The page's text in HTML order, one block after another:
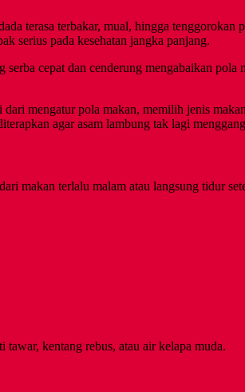
terasa terbakar, mual, hingga
serius pada kesehatan jangka panjang.
cepat dan cenderung mengabaikan
mengatur pola makan, memilih jenis
agar asam lambung tak lagi
makan terlalu malam atau langsung tidur
kentang rebus, atau air kelapa muda.